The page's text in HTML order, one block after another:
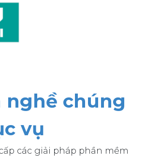
nghề chúng
vụ
các giải pháp phần mềm